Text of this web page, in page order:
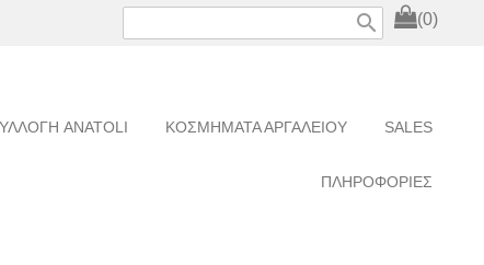
(0)
search
ANATOLI ΚΟΣΜΗΜΑΤΑ ΑΡΓΑΛΕΙΟΥ SALES
ΠΛΗΡΟΦΟΡΙΕΣ